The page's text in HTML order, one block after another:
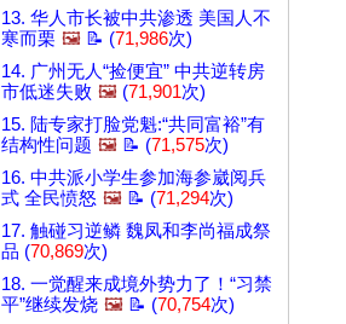
13. 华人市长被中共渗透 美国人不
寒而栗 🖼️ 📝 (71,986次)
14. 广州无人“捡便宜” 中共逆转房
市低迷失败 🖼️ (71,901次)
15. 陆专家打脸党魁:“共同富裕”有
结构性问题 🖼️ 📝 (71,575次)
16. 中共派小学生参加海参崴阅兵
式 全民愤怒 🖼️ 📝 (71,294次)
17. 触碰习逆鳞 魏凤和李尚福成祭
品 (70,869次)
18. 一觉醒来成境外势力了！“习禁
平”继续发烧 🖼️ 📝 (70,754次)